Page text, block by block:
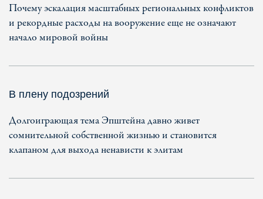
Почему эскалация масштабных региональных конфликтов
и рекордные расходы на вооружение еще не означают
начало мировой войны
В плену подозрений
Долгоиграющая тема Эпштейна давно живет
сомнительной собственной жизнью и становится
клапаном для выхода ненависти к элитам